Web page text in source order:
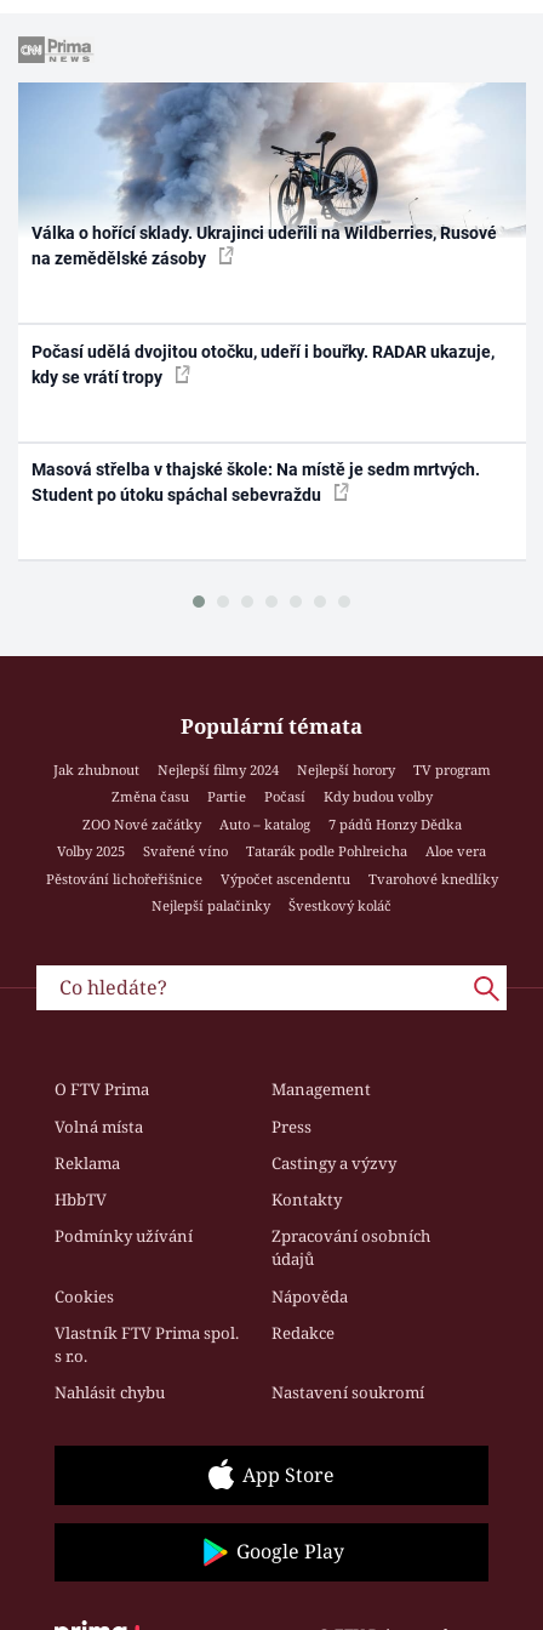
Válka o hořící sklady. Ukrajinci udeřili na Wildberries, Rusové
na zemědělské zásoby
Počasí udělá dvojitou otočku, udeří i bouřky. RADAR ukazuje,
kdy se vrátí tropy
Masová střelba v thajské škole: Na místě je sedm mrtvých.
Student po útoku spáchal sebevraždu
Populární témata
Jak zhubnout Nejlepší filmy 2024 Nejlepší horory
TV program
Změna času
Partie Počasí
Kdy budou volby
ZOO Nové začátky
Auto – katalog
7 pádů Honzy Dědka
Volby 2025
Svařené víno Tatarák podle Pohlreicha
Aloe vera
Pěstování lichořeřišnice
Výpočet ascendentu
Tvarohové knedlíky
Nejlepší palačinky
Švestkový koláč
O FTV Prima
Management
Volná místa
Press
Reklama
Castingy a výzvy
HbbTV
Kontakty
Podmínky užívání
Zpracování osobních
údajů
Cookies
Nápověda
Vlastník FTV Prima spol.
s r.o.
Redakce
Nahlásit chybu Nastavení soukromí
App Store
Google Play